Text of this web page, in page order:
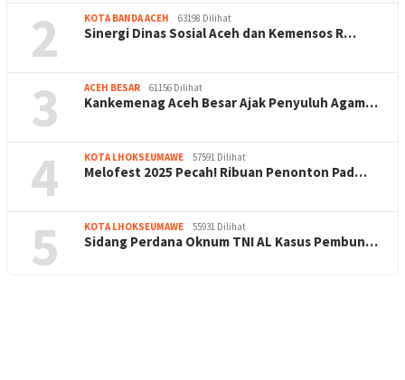
2 KOTA BANDA ACEH 63198 Dilihat
Sinergi Dinas Sosial Aceh dan Kemensos R…
3 ACEH BESAR 61156 Dilihat
Kankemenag Aceh Besar Ajak Penyuluh Agam…
4 KOTA LHOKSEUMAWE 57591 Dilihat
Melofest 2025 Pecah! Ribuan Penonton Pad…
5 KOTA LHOKSEUMAWE 55931 Dilihat
Sidang Perdana Oknum TNI AL Kasus Pembun…